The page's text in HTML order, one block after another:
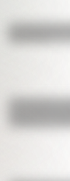
17 de agosto:
y segundo